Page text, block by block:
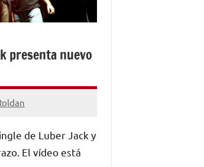
presenta nuevo
de Luber Jack y
El vídeo está